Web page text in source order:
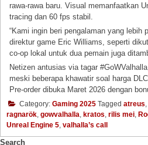
rawa-rawa baru. Visual memanfaatkan
tracing dan 60 fps stabil.
“Kami ingin beri pengalaman yang lebih
direktur game Eric Williams, seperti
co-op lokal untuk dua pemain juga
Netizen antusias via tagar
meski beberapa khawatir soal harga
Pre-order dibuka Maret 2026 dengan
Category: Gaming 2025 Tagged atreus
ragnarök gowvalhalla kratos rilis mei
Unreal Engine 5 valhalla’s call
Search